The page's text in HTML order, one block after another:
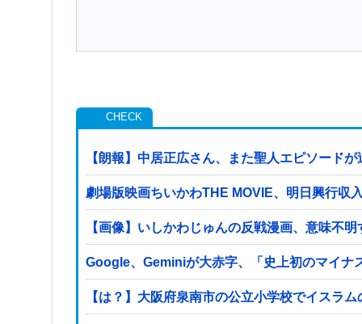
【朗報】中居正広さん、また聖人エピソード
劇場版映画ちいかわTHE MOVIE、明日興行収
【画像】いしかわじゅんの反戦漫画、意味不
Google、Geminiが大赤字、「史上初のマイナ
【は？】大阪府泉南市の公立小学校でイスラ